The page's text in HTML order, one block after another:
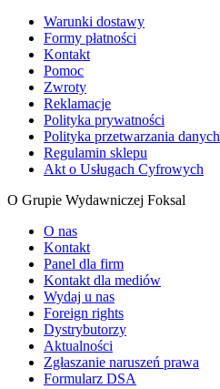
Warunki dostawy
Formy płatności
Kontakt
Pomoc
Zwroty
Reklamacje
Polityka prywatności
Polityka przetwarzania danych
Regulamin sklepu
Akt o Usługach Cyfrowych
O Grupie Wydawniczej Foksal
O nas
Kontakt
Panel dla firm
Kontakt dla mediów
Wydaj u nas
Foreign rights
Dystrybutorzy
Aktualności
Zgłaszanie naruszeń prawa
Formularz DSA